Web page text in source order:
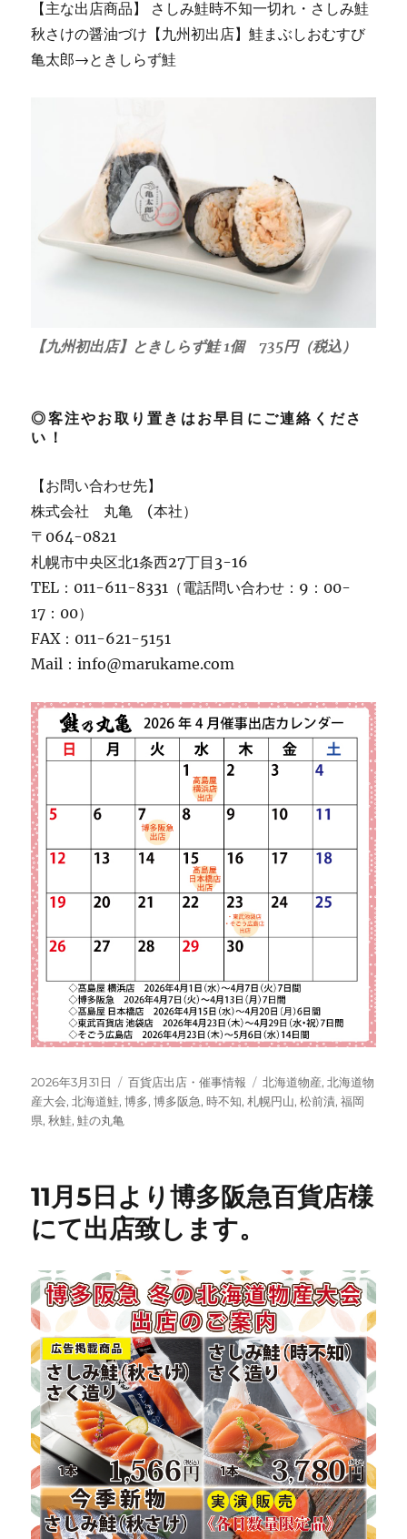
【主な出店商品】 さしみ鮭時不知一切れ・さしみ鮭
秋さけの醤油づけ【九州初出店】鮭まぶしおむすび
亀太郎→ときしらず鮭
【九州初出店】ときしらず鮭 1個 735円（税込）
◎客注やお取り置きはお早目にご連絡くださ
い！
【お問い合わせ先】
株式会社 丸亀 (本社）
〒064-0821
札幌市中央区北1条西27丁目3-16
TEL：011-611-8331（電話問い合わせ：9：00-
17：00）
FAX：011-621-5151
Mail：info@marukame.com
投
稿
日:
2026年3月31日
カ
テ
百貨店出店・催事情報
タ
グ
北海道物産,北海道物
産大会,北海道鮭,博多,博多阪急,時不知,札幌円山,松前漬,福岡
県,秋鮭,鮭の丸亀
11月5日より博多阪急百貨店様
にて出店致します。